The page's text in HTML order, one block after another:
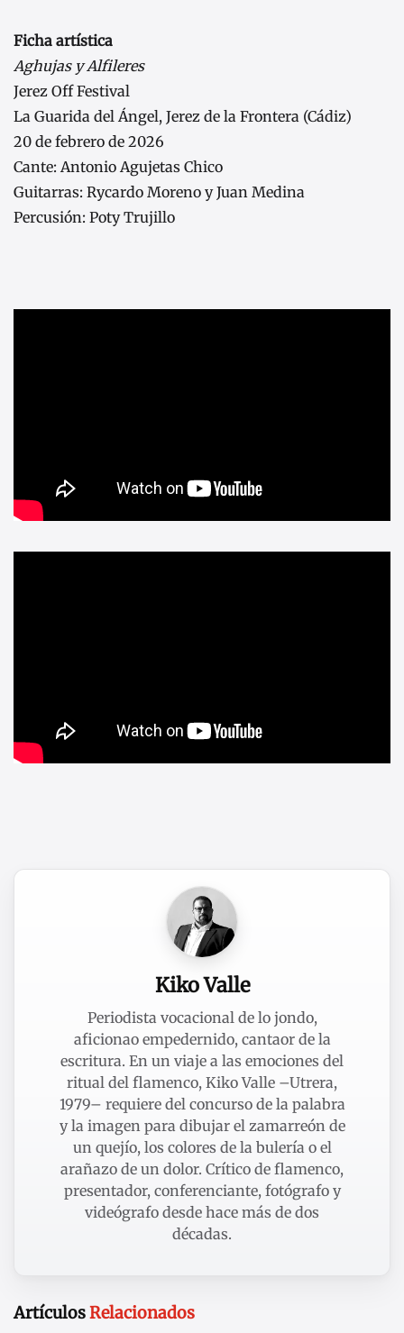
Ficha artística
Aghujas y Alfileres
Jerez Off Festival
La Guarida del Ángel, Jerez de la Frontera (Cádiz)
20 de febrero de 2026
Cante: Antonio Agujetas Chico
Guitarras: Rycardo Moreno y Juan Medina
Percusión: Poty Trujillo
Kiko Valle
Periodista vocacional de lo jondo,
aficionao empedernido, cantaor de la
escritura. En un viaje a las emociones del
ritual del flamenco, Kiko Valle –Utrera,
1979– requiere del concurso de la palabra
y la imagen para dibujar el zamarreón de
un quejío, los colores de la bulería o el
arañazo de un dolor. Crítico de flamenco,
presentador, conferenciante, fotógrafo y
videógrafo desde hace más de dos
décadas.
ArtículosRelacionados